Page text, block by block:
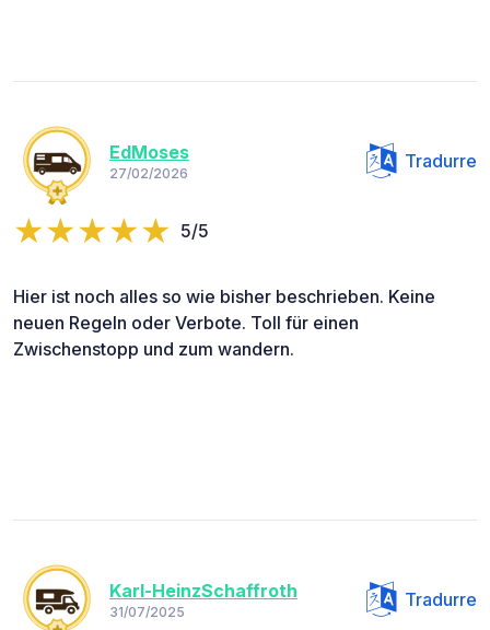
EdMoses
27/02/2026
Tradurre
5/5
Hier ist noch alles so wie bisher beschrieben. Keine
neuen Regeln oder Verbote. Toll für einen
Zwischenstopp und zum wandern.
Karl-HeinzSchaffroth
31/07/2025
Tradurre